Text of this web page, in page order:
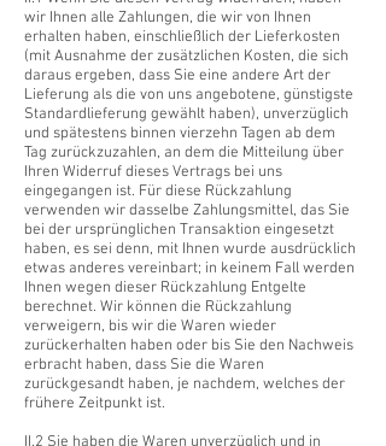
wir Ihnen alle Zahlungen, die wir von Ihnen
erhalten haben, einschließlich der Lieferkosten
(mit Ausnahme der zusätzlichen Kosten, die sich
daraus ergeben, dass Sie eine andere Art der
Lieferung als die von uns angebotene, günstigste
Standardlieferung gewählt haben), unverzüglich
und spätestens binnen vierzehn Tagen ab dem
Tag zurückzuzahlen, an dem die Mitteilung über
Ihren Widerruf dieses Vertrags bei uns
eingegangen ist. Für diese Rückzahlung
verwenden wir dasselbe Zahlungsmittel, das Sie
bei der ursprünglichen Transaktion eingesetzt
haben, es sei denn, mit Ihnen wurde ausdrücklich
etwas anderes vereinbart; in keinem Fall werden
Ihnen wegen dieser Rückzahlung Entgelte
berechnet. Wir können die Rückzahlung
verweigern, bis wir die Waren wieder
zurückerhalten haben oder bis Sie den Nachweis
erbracht haben, dass Sie die Waren
zurückgesandt haben, je nachdem, welches der
frühere Zeitpunkt ist.